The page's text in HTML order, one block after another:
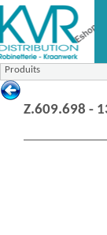
Produits